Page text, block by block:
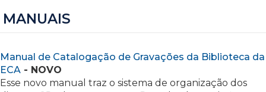
MANUAIS
Manual de Catalogação de Gravações da Biblioteca da
ECA - NOVO
Esse novo manual traz o sistema de organização dos